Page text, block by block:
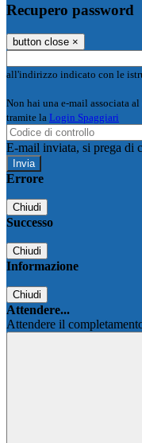
Recupero password
button close ×
all'indirizzo indicato con le
Non hai una e-mail associata
tramite la Login Spaggiari
E-mail inviata, si prega di
Errore
Chiudi
Successo
Chiudi
Informazione
Chiudi
Attendere...
Attendere il